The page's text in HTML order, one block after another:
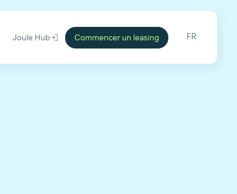
Joule Hub Commencer un leasing FR